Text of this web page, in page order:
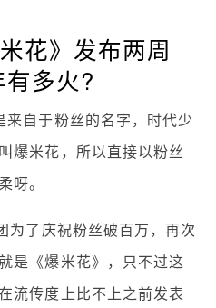
花》发布两周
多火?
自于粉丝的名字，时代少
爆米花，所以直接以粉丝
呀。
为了庆祝粉丝破百万，再次
是《爆米花》，只不过这
流传度上比不上之前发表